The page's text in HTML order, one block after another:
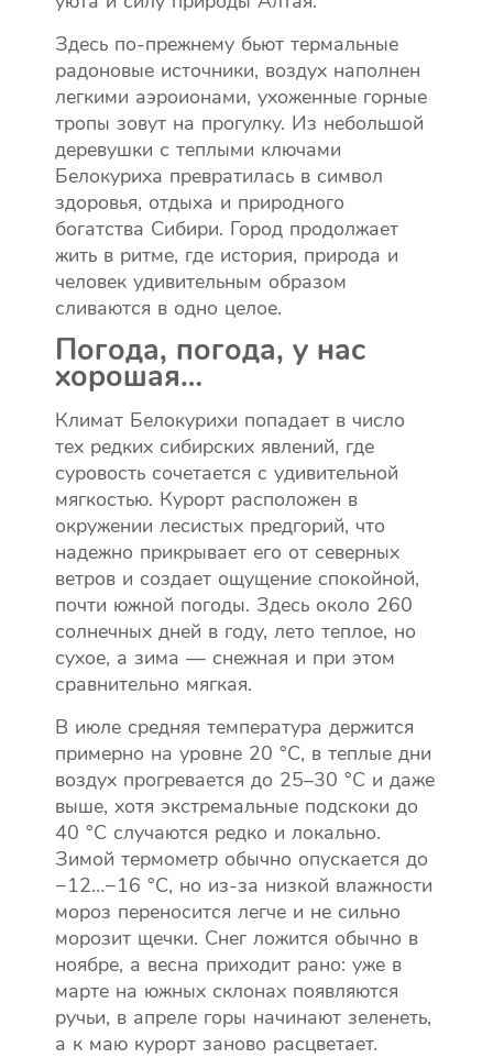
Здесь по-прежнему бьют термальные
радоновые источники, воздух наполнен
легкими аэроионами, ухоженные горные
тропы зовут на прогулку. Из небольшой
деревушки с теплыми ключами
Белокуриха превратилась в символ
здоровья, отдыха и природного
богатства Сибири. Город продолжает
жить в ритме, где история, природа и
человек удивительным образом
сливаются в одно целое.
Погода, погода, у нас
хорошая…
Климат Белокурихи попадает в число
тех редких сибирских явлений, где
суровость сочетается с удивительной
мягкостью. Курорт расположен в
окружении лесистых предгорий, что
надежно прикрывает его от северных
ветров и создает ощущение спокойной,
почти южной погоды. Здесь около 260
солнечных дней в году, лето теплое, но
сухое, а зима — снежная и при этом
сравнительно мягкая.
В июле средняя температура держится
примерно на уровне 20 °С, в теплые дни
воздух прогревается до 25–30 °C и даже
выше, хотя экстремальные подскоки до
40 °C случаются редко и локально.
Зимой термометр обычно опускается до
−12…−16 °C, но из-за низкой влажности
мороз переносится легче и не сильно
морозит щечки. Снег ложится обычно в
ноябре, а весна приходит рано: уже в
марте на южных склонах появляются
ручьи, в апреле горы начинают зеленеть,
а к маю курорт заново расцветает.